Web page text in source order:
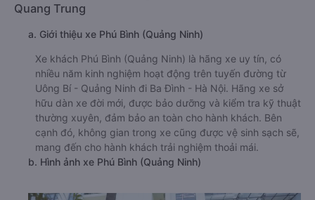
Quang Trung
a. Giới thiệu xe Phú Bình (Quảng Ninh)
Xe khách Phú Bình (Quảng Ninh) là hãng xe uy tín, có
nhiều năm kinh nghiệm hoạt động trên tuyến đường từ
Uông Bí - Quảng Ninh đi Ba Đình - Hà Nội. Hãng xe sở
hữu dàn xe đời mới, được bảo dưỡng và kiểm tra kỹ thuật
thường xuyên, đảm bảo an toàn cho hành khách. Bên
cạnh đó, không gian trong xe cũng được vệ sinh sạch sẽ,
mang đến cho hành khách trải nghiệm thoải mái.
b. Hình ảnh xe Phú Bình (Quảng Ninh)